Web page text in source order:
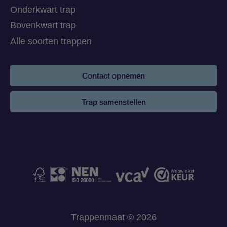
Onderkwart trap
Bovenkwart trap
Alle soorten trappen
Contact opnemen
Trap samenstellen
Trappenmaat © 2026